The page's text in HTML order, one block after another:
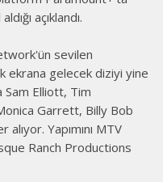
açıklandı.
sevilen
ekrana gelecek diziyi yine
Sam Elliott, Tim
Garrett, Billy Bob
Yapımını MTV
Ranch Productions